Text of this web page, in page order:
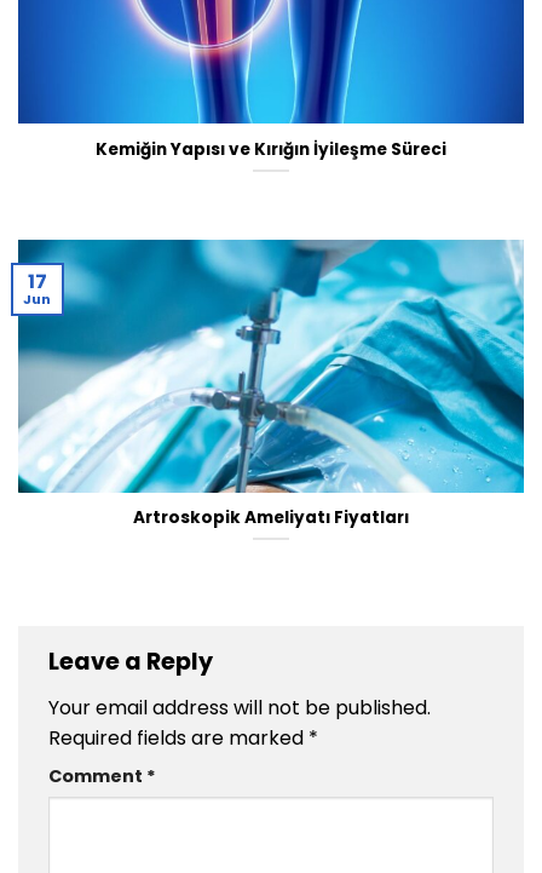
Kemiğin Yapısı ve Kırığın İyileşme Süreci
Artroskopik Ameliyatı Fiyatları
17
Jun
Leave a Reply
Your email address will not be published.
Required fields are marked *
Comment *